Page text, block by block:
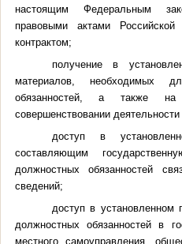
настоящим Федеральным
правовыми актами
контрактом;
получение в
материалов, необходимых
обязанностей, а также
совершенствовании деятельности
доступ в
составляющим
должностных обязанностей
сведений;
доступ в установленном
должностных обязанностей в
местного самоуправления,